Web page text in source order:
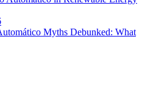
Myths Debunked: What